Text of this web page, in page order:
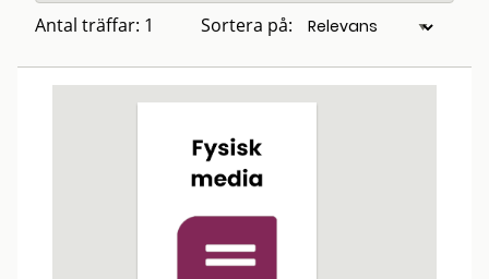
Antal träffar: 1 Sortera på: